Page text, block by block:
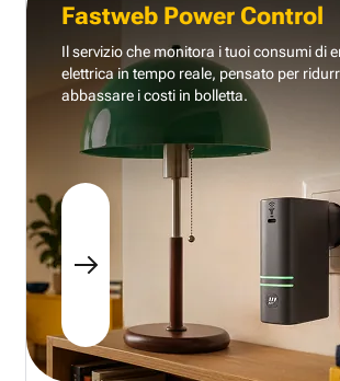
Fastweb Power Control
Il servizio che monitora i tuoi consumi di
elettrica in tempo reale, pensato per
abbassare i costi in bolletta.